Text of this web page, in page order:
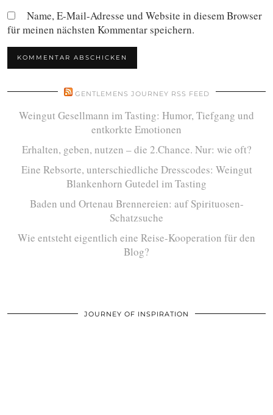
Name, E-Mail-Adresse und Website in diesem Browser
für meinen nächsten Kommentar speichern.
GENTLEMENS JOURNEY RSS FEED
Weingut Gesellmann im Tasting: Humor, Tiefgang und
entkorkte Emotionen
Erhalten, geben, nutzen – die 2.Chance. Nur: wie oft?
Eine Rebsorte, unterschiedliche Dresscodes: Weingut
Blankenhorn Gutedel im Tasting
Baden und Ortenau Brennereien: auf Spirituosen-
Schatzsuche
Wie entsteht eigentlich eine Reise-Kooperation für den
Blog?
JOURNEY OF INSPIRATION